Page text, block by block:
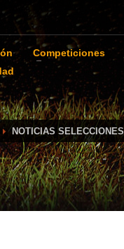
Competiciones
NOTICIAS SELECCIONES